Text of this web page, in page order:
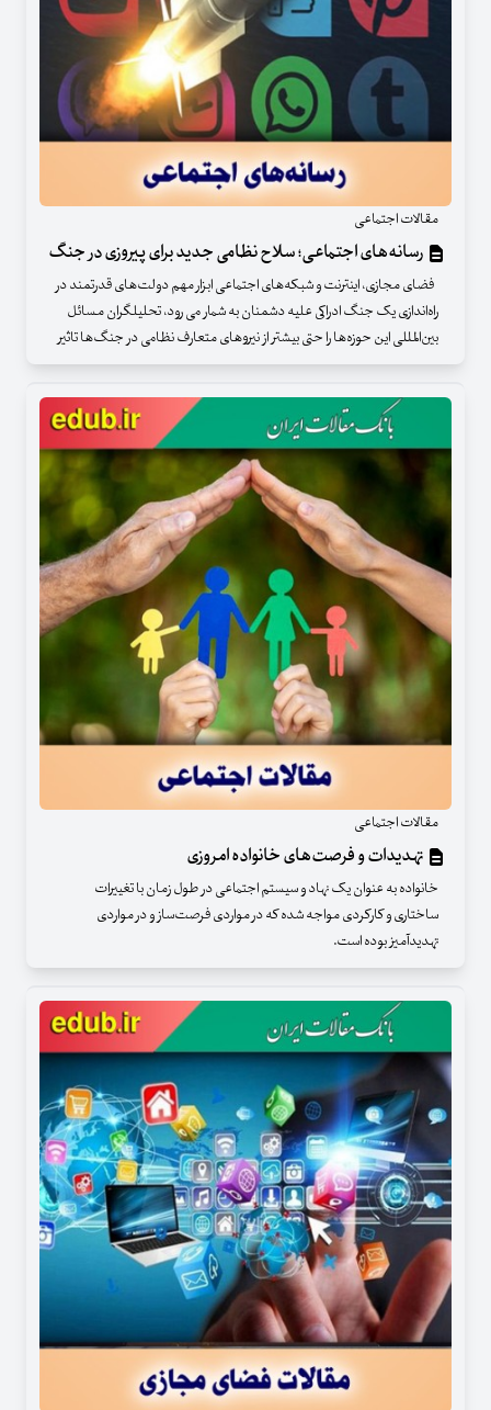
مقالات اجتماعی
رسانه‌های اجتماعی؛ سلاح نظامی جدید برای پیروزی در جنگ‌
فضای مجازی، اینترنت و شبکه‌های اجتماعی ابزار مهم دولت‌های قدرتمند در
راه‌اندازی یک جنگ ادراکی علیه دشمنان به شمار می رود، تحلیلگران مسائل
بین‌المللی این حوزه‌ها را حتی بیشتر از نیروهای متعارف نظامی در جنگ‌ها تاثیر
مقالات اجتماعی
تهدیدات و فرصت‌های خانواده امروزی
خانواده به عنوان یک نهاد و سیستم اجتماعی در طول زمان با تغییرات
ساختاری و کارکردی مواجه شده‌ که در مواردی فرصت‌ساز و در مواردی
تهدیدآمیز بوده‌ است.